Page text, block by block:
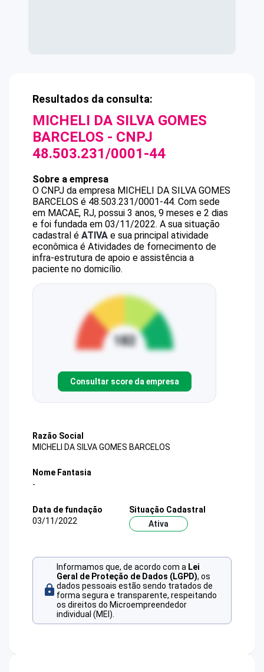
Resultados da consulta:
MICHELI DA SILVA GOMES
BARCELOS - CNPJ
48.503.231/0001-44
Sobre a empresa
O CNPJ da empresa MICHELI DA SILVA GOMES
BARCELOS é 48.503.231/0001-44. Com sede
em MACAE, RJ, possui 3 anos, 9 meses e 2 dias
e foi fundada em 03/11/2022. A sua situação
cadastral é ATIVA e sua principal atividade
econômica é Atividades de fornecimento de
infra-estrutura de apoio e assistência a
paciente no domicílio.
Consultar score da empresa
Razão Social
MICHELI DA SILVA GOMES BARCELOS
Nome Fantasia
-
Data de fundação
03/11/2022
Situação Cadastral
Ativa
Informamos que, de acordo com a Lei
Geral de Proteção de Dados (LGPD), os
dados pessoais estão sendo tratados de
forma segura e transparente, respeitando
os direitos do Microempreendedor
individual (MEI).